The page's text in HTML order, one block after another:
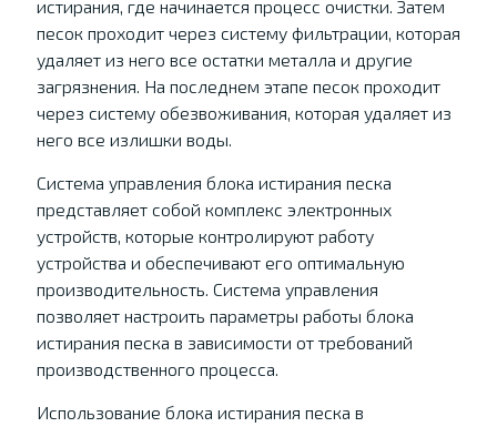
истирания, где начинается процесс очистки. Затем
песок проходит через систему фильтрации, которая
удаляет из него все остатки металла и другие
загрязнения. На последнем этапе песок проходит
через систему обезвоживания, которая удаляет из
него все излишки воды.
Система управления блока истирания песка
представляет собой комплекс электронных
устройств, которые контролируют работу
устройства и обеспечивают его оптимальную
производительность. Система управления
позволяет настроить параметры работы блока
истирания песка в зависимости от требований
производственного процесса.
Использование блока истирания песка в